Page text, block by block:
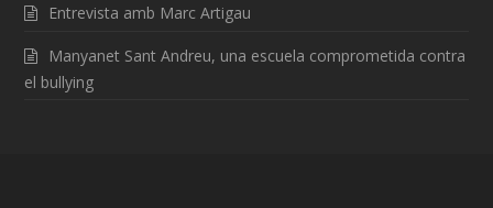
Entrevista amb Marc Artigau
Manyanet Sant Andreu, una escuela comprometida contra
el bullying